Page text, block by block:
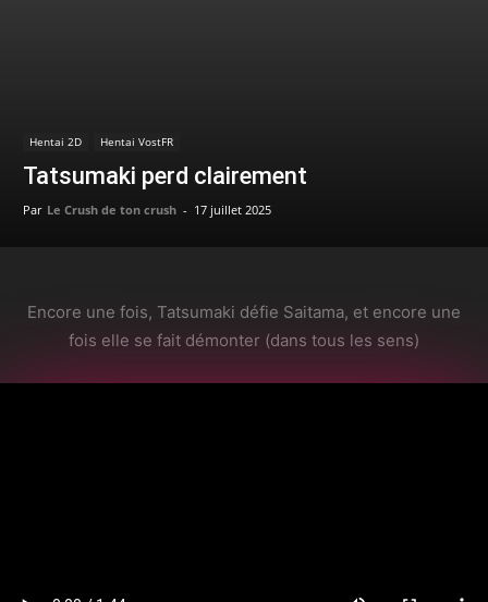
Hentai 2D Hentai VostFR
Tatsumaki perd clairement
Par Le Crush de ton crush - 17 juillet 2025
Encore une fois, Tatsumaki défie Saitama, et encore une
fois elle se fait démonter (dans tous les sens)